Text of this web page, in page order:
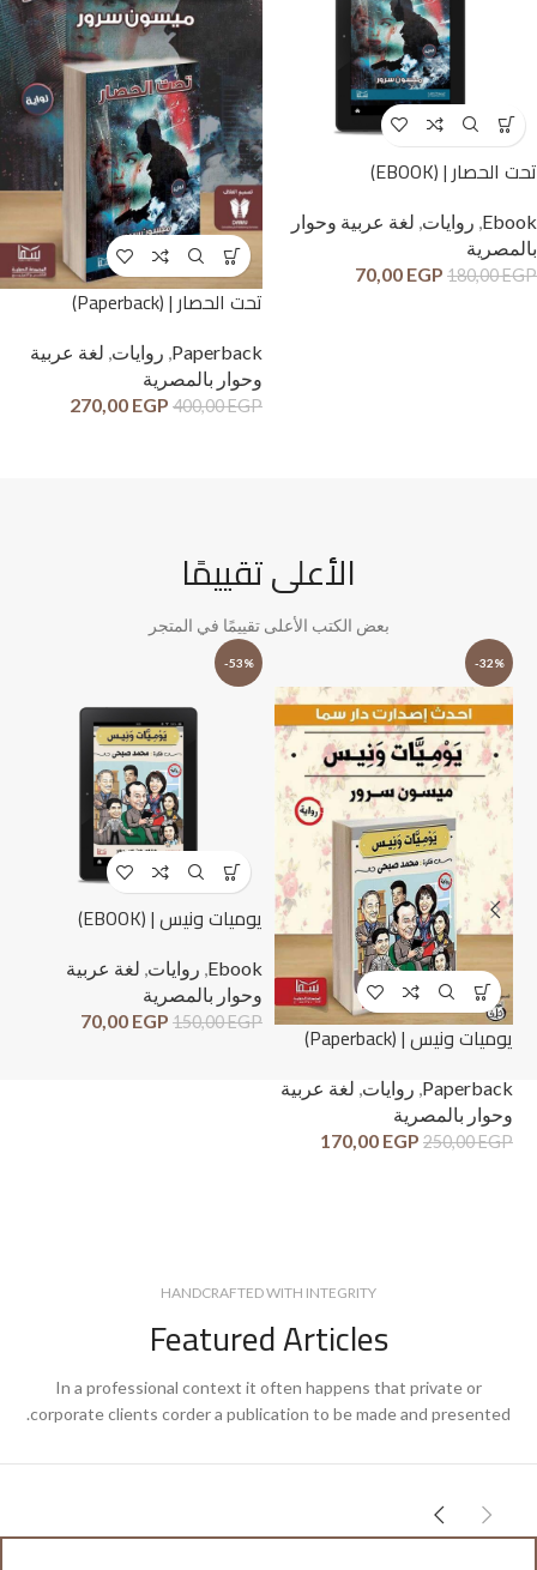
تحت الحصار | (EBOOK)
Ebook
, روايات, لغة عربية وحوار
بالمصرية
180,00EGP
70,00 EGP
تحت الحصار | (Paperback)
Paperback
, روايات, لغة عربية
وحوار بالمصرية
400,00EGP
270,00 EGP
الأعلى تقييمًا
بعض الكتب الأعلى تقييمًا في المتجر
-32%
يوميات ونيس | (Paperback)
Paperback
, روايات, لغة عربية
وحوار بالمصرية
250,00EGP
170,00 EGP
-53%
يوميات ونيس | (EBOOK)
Ebook
, روايات, لغة عربية
وحوار بالمصرية
150,00EGP
70,00 EGP
HANDCRAFTED WITH INTEGRITY
Featured Articles
In a professional context it often happens that private or
corporate clients corder a publication to be made and presented.